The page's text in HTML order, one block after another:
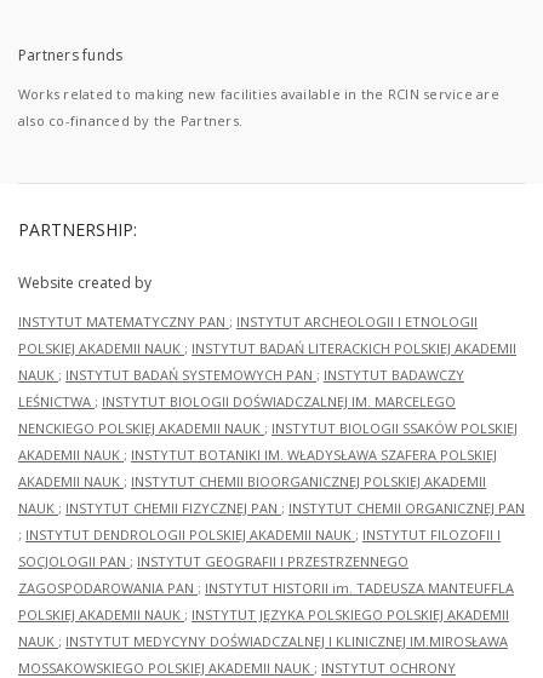
Partners funds
Works related to making new facilities available in the RCIN service are
also co-financed by the Partners.
PARTNERSHIP:
Website created by
INSTYTUT MATEMATYCZNY PAN ; INSTYTUT ARCHEOLOGII I ETNOLOGII
POLSKIEJ AKADEMII NAUK ; INSTYTUT BADAŃ LITERACKICH POLSKIEJ AKADEMII
NAUK ; INSTYTUT BADAŃ SYSTEMOWYCH PAN ; INSTYTUT BADAWCZY
LEŚNICTWA ; INSTYTUT BIOLOGII DOŚWIADCZALNEJ IM. MARCELEGO
NENCKIEGO POLSKIEJ AKADEMII NAUK ; INSTYTUT BIOLOGII SSAKÓW POLSKIEJ
AKADEMII NAUK ; INSTYTUT BOTANIKI IM. WŁADYSŁAWA SZAFERA POLSKIEJ
AKADEMII NAUK ; INSTYTUT CHEMII BIOORGANICZNEJ POLSKIEJ AKADEMII
NAUK ; INSTYTUT CHEMII FIZYCZNEJ PAN ; INSTYTUT CHEMII ORGANICZNEJ PAN
; INSTYTUT DENDROLOGII POLSKIEJ AKADEMII NAUK ; INSTYTUT FILOZOFII I
SOCJOLOGII PAN ; INSTYTUT GEOGRAFII I PRZESTRZENNEGO
ZAGOSPODAROWANIA PAN ; INSTYTUT HISTORII im. TADEUSZA MANTEUFFLA
POLSKIEJ AKADEMII NAUK ; INSTYTUT JĘZYKA POLSKIEGO POLSKIEJ AKADEMII
NAUK ; INSTYTUT MEDYCYNY DOŚWIADCZALNEJ I KLINICZNEJ IM.MIROSŁAWA
MOSSAKOWSKIEGO POLSKIEJ AKADEMII NAUK ; INSTYTUT OCHRONY